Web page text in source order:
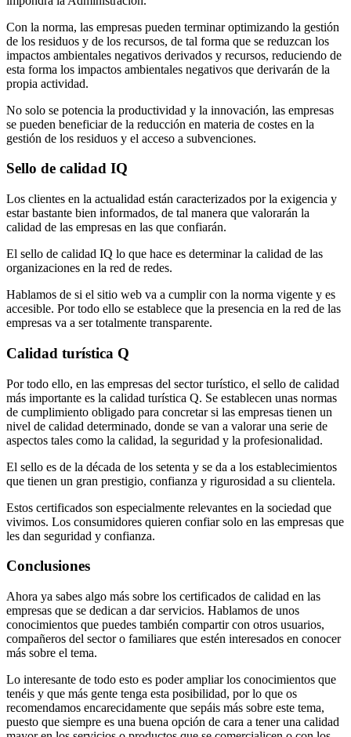
Con la norma, las empresas pueden terminar optimizando la gestión
de los residuos y de los recursos, de tal forma que se reduzcan los
impactos ambientales negativos derivados y recursos, reduciendo de
esta forma los impactos ambientales negativos que derivarán de la
propia actividad.
No solo se potencia la productividad y la innovación, las empresas
se pueden beneficiar de la reducción en materia de costes en la
gestión de los residuos y el acceso a subvenciones.
Sello de calidad IQ
Los clientes en la actualidad están caracterizados por la exigencia y
estar bastante bien informados, de tal manera que valorarán la
calidad de las empresas en las que confiarán.
El sello de calidad IQ lo que hace es determinar la calidad de las
organizaciones en la red de redes.
Hablamos de si el sitio web va a cumplir con la norma vigente y es
accesible. Por todo ello se establece que la presencia en la red de las
empresas va a ser totalmente transparente.
Calidad turística Q
Por todo ello, en las empresas del sector turístico, el sello de calidad
más importante es la calidad turística Q. Se establecen unas normas
de cumplimiento obligado para concretar si las empresas tienen un
nivel de calidad determinado, donde se van a valorar una serie de
aspectos tales como la calidad, la seguridad y la profesionalidad.
El sello es de la década de los setenta y se da a los establecimientos
que tienen un gran prestigio, confianza y rigurosidad a su clientela.
Estos certificados son especialmente relevantes en la sociedad que
vivimos. Los consumidores quieren confiar solo en las empresas que
les dan seguridad y confianza.
Conclusiones
Ahora ya sabes algo más sobre los certificados de calidad en las
empresas que se dedican a dar servicios. Hablamos de unos
conocimientos que puedes también compartir con otros usuarios,
compañeros del sector o familiares que estén interesados en conocer
más sobre el tema.
Lo interesante de todo esto es poder ampliar los conocimientos que
tenéis y que más gente tenga esta posibilidad, por lo que os
recomendamos encarecidamente que sepáis más sobre este tema,
puesto que siempre es una buena opción de cara a tener una calidad